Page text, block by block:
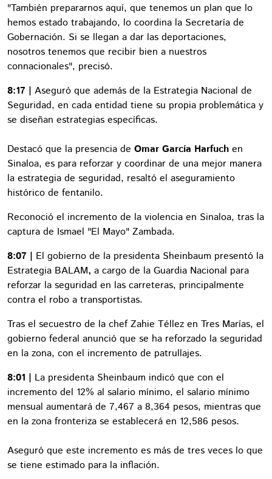
"También prepararnos aquí, que tenemos un plan que lo
hemos estado trabajando, lo coordina la Secretaría de
Gobernación. Si se llegan a dar las deportaciones,
nosotros tenemos que recibir bien a nuestros
connacionales", precisó.
8:17 | Aseguró que además de la Estrategia Nacional de
Seguridad, en cada entidad tiene su propia problemática y
se diseñan estrategias específicas.
Destacó que la presencia de Omar García Harfuch en
Sinaloa, es para reforzar y coordinar de una mejor manera
la estrategia de seguridad, resaltó el aseguramiento
histórico de fentanilo.
Reconoció el incremento de la violencia en Sinaloa, tras la
captura de Ismael "El Mayo" Zambada.
8:07 | El gobierno de la presidenta Sheinbaum presentó la
Estrategia BALAM, a cargo de la Guardia Nacional para
reforzar la seguridad en las carreteras, principalmente
contra el robo a transportistas.
Tras el secuestro de la chef Zahie Téllez en Tres Marías, el
gobierno federal anunció que se ha reforzado la seguridad
en la zona, con el incremento de patrullajes.
8:01 | La presidenta Sheinbaum indicó que con el
incremento del 12% al salario mínimo, el salario mínimo
mensual aumentará de 7,467 a 8,364 pesos, mientras que
en la zona fronteriza se establecerá en 12,586 pesos.
Aseguró que este incremento es más de tres veces lo que
se tiene estimado para la inflación.